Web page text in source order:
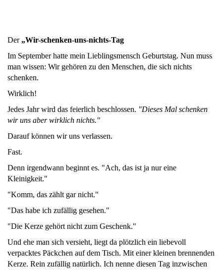
Der„Wir-schenken-uns-nichts-Tag
Im September hatte mein Lieblingsmensch Geburtstag. Nun muss
man wissen: Wir gehören zu den Menschen, die sich nichts
schenken.
Wirklich!
Jedes Jahr wird das feierlich beschlossen. "Dieses Mal schenken
wir uns aber wirklich nichts."
Darauf können wir uns verlassen.
Fast.
Denn irgendwann beginnt es. "Ach, das ist ja nur eine
Kleinigkeit."
"Komm, das zählt gar nicht."
"Das habe ich zufällig gesehen."
"Die Kerze gehört nicht zum Geschenk."
Und ehe man sich versieht, liegt da plötzlich ein liebevoll
verpacktes Päckchen auf dem Tisch. Mit einer kleinen brennenden
Kerze. Rein zufällig natürlich. Ich nenne diesen Tag inzwischen